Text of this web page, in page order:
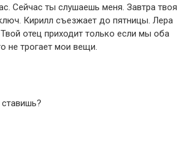
Сейчас ты слушаешь меня. Завтра твоя
Кирилл съезжает до пятницы. Лера
отец приходит только если мы оба
не трогает мои вещи.